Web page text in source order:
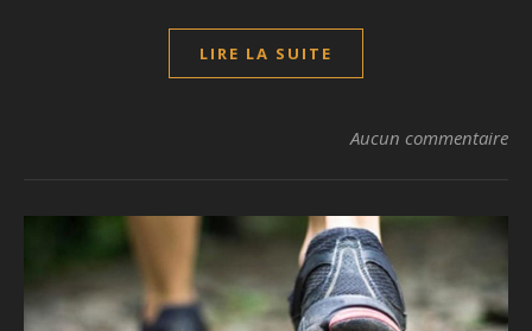
LIRE LA SUITE
Aucun commentaire